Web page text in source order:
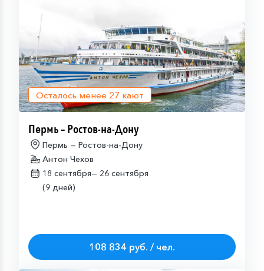
Осталось менее 27 кают
Пермь – Ростов-на-Дону
Пермь — Ростов-на-Дону
Антон Чехов
18 сентября— 26 сентября
(9 дней)
108 834 руб. / чел.